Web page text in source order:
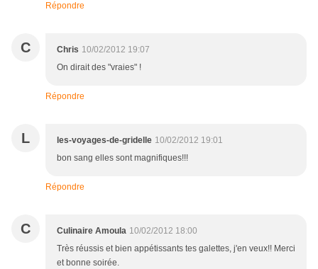
Répondre
C Chris 10/02/2012 19:07
On dirait des "vraies" !
Répondre
L les-voyages-de-gridelle 10/02/2012 19:01
bon sang elles sont magnifiques!!!
Répondre
C Culinaire Amoula 10/02/2012 18:00
Très réussis et bien appétissants tes galettes, j'en veux!! Merci
et bonne soirée.